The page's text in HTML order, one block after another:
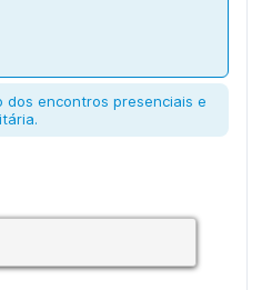
dos encontros presenciais e